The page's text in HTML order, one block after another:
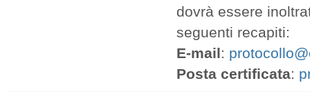
dovrà essere
seguenti recapiti:
E-mail:
Posta certificata: